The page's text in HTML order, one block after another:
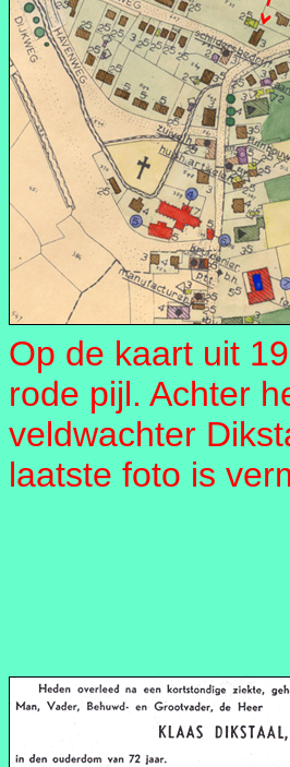
Op de kaart uit
rode pijl. Achter
veldwachter
laatste foto is